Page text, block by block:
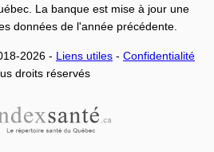
La banque est mise à jour une
données de l'année précédente.
2026 - Liens utiles - Confidentialité
droits réservés